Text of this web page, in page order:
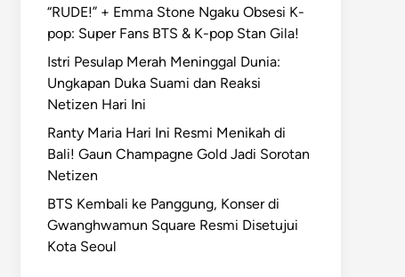
“RUDE!” + Emma Stone Ngaku Obsesi K-
pop: Super Fans BTS & K-pop Stan Gila!
Istri Pesulap Merah Meninggal Dunia:
Ungkapan Duka Suami dan Reaksi
Netizen Hari Ini
Ranty Maria Hari Ini Resmi Menikah di
Bali! Gaun Champagne Gold Jadi Sorotan
Netizen
BTS Kembali ke Panggung, Konser di
Gwanghwamun Square Resmi Disetujui
Kota Seoul